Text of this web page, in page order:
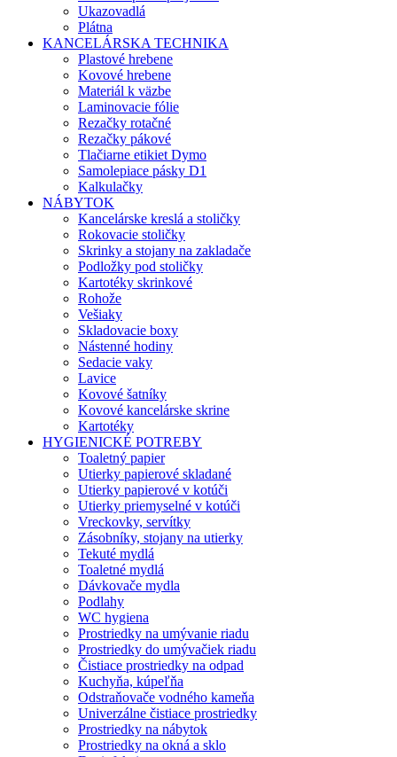
Ukazovadlá
Plátna
KANCELÁRSKA TECHNIKA
Plastové hrebene
Kovové hrebene
Materiál k väzbe
Laminovacie fólie
Rezačky rotačné
Rezačky pákové
Tlačiarne etikiet Dymo
Samolepiace pásky D1
Kalkulačky
NÁBYTOK
Kancelárske kreslá a stoličky
Rokovacie stoličky
Skrinky a stojany na zakladače
Podložky pod stoličky
Kartotéky skrinkové
Rohože
Vešiaky
Skladovacie boxy
Nástenné hodiny
Sedacie vaky
Lavice
Kovové šatníky
Kovové kancelárske skrine
Kartotéky
HYGIENICKÉ POTREBY
Toaletný papier
Utierky papierové skladané
Utierky papierové v kotúči
Utierky priemyselné v kotúči
Vreckovky, servítky
Zásobníky, stojany na utierky
Tekuté mydlá
Toaletné mydlá
Dávkovače mydla
Podlahy
WC hygiena
Prostriedky na umývanie riadu
Prostriedky do umývačiek riadu
Čistiace prostriedky na odpad
Kuchyňa, kúpeľňa
Odstraňovače vodného kameňa
Univerzálne čistiace prostriedky
Prostriedky na nábytok
Prostriedky na okná a sklo